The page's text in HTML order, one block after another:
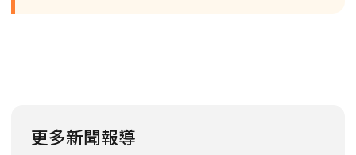
更多新聞報導